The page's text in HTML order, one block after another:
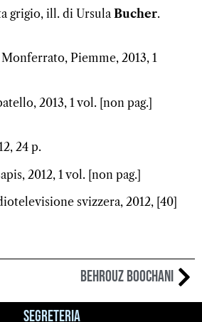
grigio, ill. di Ursula Bucher.
Monferrato, Piemme, 2013, 1
2013, 1 vol. [non pag.]
24 p.
2012, 1 vol. [non pag.]
svizzera, 2012, [40]
Behrouz Boochani
Segreteria